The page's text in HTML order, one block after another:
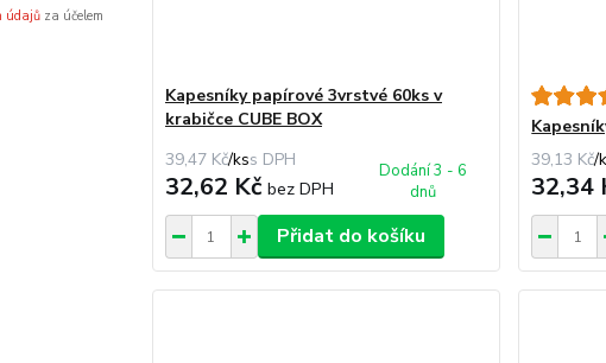
údajů za účelem
Kapesníky papírové 3vrstvé 60ks v
krabičce CUBE BOX
39,47 Kč/ks
32,62 Kč bez DPH
Dodání 3 - 6
dnů
Přidat do košíku
39,13 Kč/
32,34